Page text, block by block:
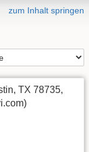
zum Inhalt springen
TX 78735,